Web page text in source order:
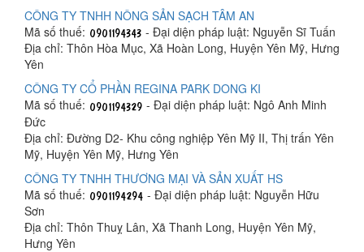
CÔNG TY TNHH NÔNG SẢN SẠCH TÂM AN
Mã số thuế:
- Đại diện pháp luật: Nguyễn Sĩ Tuấn
Địa chỉ: Thôn Hòa Mục, Xã Hoàn Long, Huyện Yên Mỹ, Hưng
Yên
CÔNG TY CỔ PHẦN REGINA PARK DONG KI
Mã số thuế:
- Đại diện pháp luật: Ngô Anh Minh
Đức
Địa chỉ: Đường D2- Khu công nghiệp Yên Mỹ II, Thị trấn Yên
Mỹ, Huyện Yên Mỹ, Hưng Yên
CÔNG TY TNHH THƯƠNG MẠI VÀ SẢN XUẤT HS
Mã số thuế:
- Đại diện pháp luật: Nguyễn Hữu
Sơn
Địa chỉ: Thôn Thuỵ Lân, Xã Thanh Long, Huyện Yên Mỹ,
Hưng Yên